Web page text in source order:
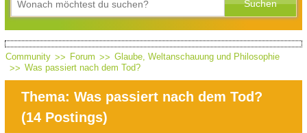
Community Forum
Glaube, Weltanschauung und Philosophie
Was passiert nach dem Tod?
Thema: Was passiert nach dem Tod?
(14 Postings)